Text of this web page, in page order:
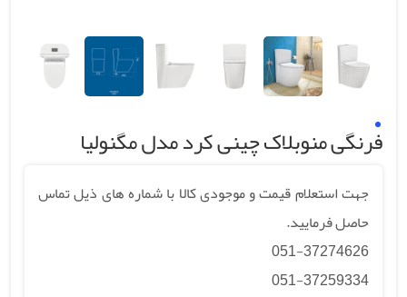
فرنگی منوبلاک چینی کرد مدل مگنولیا
جهت استعلام قیمت و موجودی کالا با شماره های ذیل تماس
حاصل فرمایید.
051-37274626
051-37259334